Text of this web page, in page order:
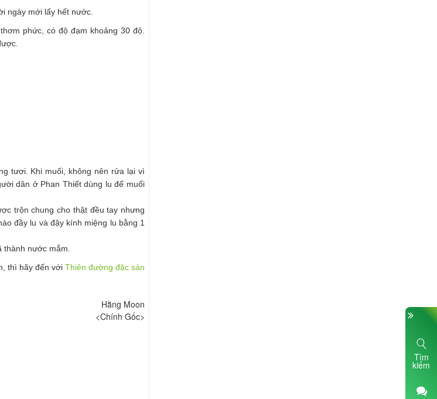
ngày mới lấy hết nước.
phức, có độ đạm khoảng 30 độ.
tươi. Khi muối, không nên rửa lại vì
dân ở Phan Thiết dùng lu để muối
trộn chung cho thật đều tay nhưng
đầy lu và đậy kính miệng lu bằng 1
thành nước mắm.
thì hãy đến với Thiên đường đặc sản
Hằng Moon
<Chính Gốc>
Tìm
kiếm